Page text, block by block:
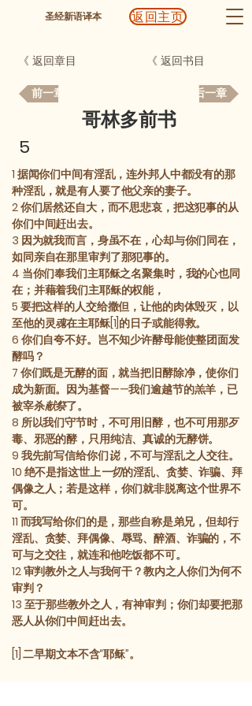
圣经新语译本 返回主页
《 返回章目
前一章
《 返回书目
后一章
哥林多前书
5
1 据闻你们中间有淫乱，连外邦人中都没有的那
种淫乱，就是有人要了他父亲的妻子。
2你们居然还自大，而不思悲哀，把这犯事的从
你们中间赶出去。
3 因为就我而言，身虽不在，心却与你们同在，
如同亲自在那里审判了那犯事的。
4 当你们奉我们主耶稣之名聚集时，我的心也同
在；并藉着我们主耶稣的权能，
5 要把这样的人交给撒但，让他的肉体毁灭，以
至他的灵魂在主耶稣[1]的日子或能得救。
6 你们自夸不好。岂不知少许酵母能使整团面发
酵吗？
7 你们既是无酵的面，就当把旧酵除净，使你们
成为新面。因为基督——我们逾越节的羔羊，已
被宰杀献祭了。
8 所以我们守节时，不可用旧酵，也不可用那歹
毒、邪恶的酵，只用纯洁、真诚的无酵饼。
9 我先前写信给你们说，不可与淫乱之人交往。
10 绝不是指这世上一切的淫乱、贪婪、诈骗、拜
偶像之人；若是这样，你们就非脱离这个世界不
可。
11 而我写给你们的是，那些自称是弟兄，但却行
淫乱、贪婪、拜偶像、辱骂、醉酒、诈骗的，不
可与之交往，就连和他吃饭都不可。
12审判教外之人与我何干？教内之人你们为何不
审判？
13 至于那些教外之人，有神审判；你们却要把那
恶人从你们中间赶出去。
[1] 二早期文本不含“耶稣”。